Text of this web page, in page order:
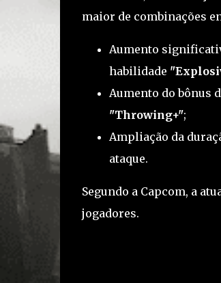
maior de combinações
Aumento
habilidade
Aumento do bônus
"Throwing+";
Ampliação da
ataque.
Segundo a Capcom, a
jogadores.